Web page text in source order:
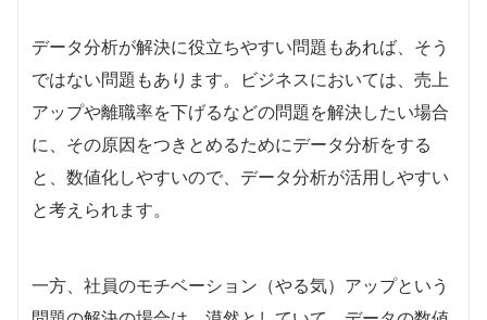
データ分析が解決に役立ちやすい問題もあれば、そう
ではない問題もあります。ビジネスにおいては、売上
アップや離職率を下げるなどの問題を解決したい場合
に、その原因をつきとめるためにデータ分析をする
と、数値化しやすいので、データ分析が活用しやすい
と考えられます。
一方、社員のモチベーション（やる気）アップという